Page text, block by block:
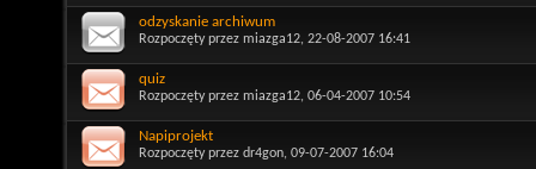
odzyskanie archiwum
Rozpoczęty przez miazga12, 22-08-2007 16:41
quiz
Rozpoczęty przez miazga12, 06-04-2007 10:54
Napiprojekt
Rozpoczęty przez dr4gon, 09-07-2007 16:04